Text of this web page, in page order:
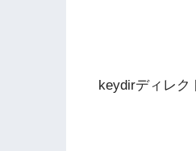
keydirディレク